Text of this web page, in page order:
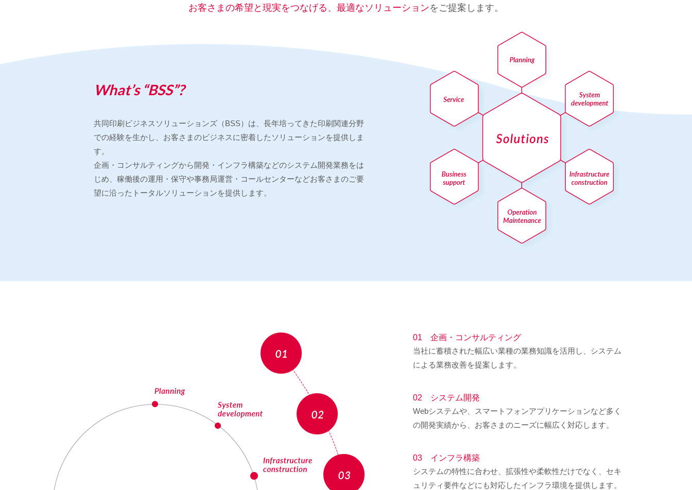
お客さまの希望と現実をつなげる、 最適なソリューションをご提案します。
What’s “BSS”?
共同印刷ビジネスソリューションズ（BSS）は、長年培ってきた印刷関連分野
での経験を生かし、お客さまのビジネスに密着したソリューションを提供しま
す。
企画・コンサルティングから開発・インフラ構築などのシステム開発業務をは
じめ、稼働後の運用・保守や事務局運営・コールセンターなどお客さまのご要
望に沿ったトータルソリューションを提供します。
01 企画・コンサルティング
当社に蓄積された幅広い業種の業務知識を活用し、システム
による業務改善を提案します。
02 システム開発
Webシステムや、スマートフォンアプリケーションなど多く
の開発実績から、お客さまのニーズに幅広く対応します。
03 インフラ構築
システムの特性に合わせ、拡張性や柔軟性だけでなく、セキ
ュリティ要件などにも対応したインフラ環境を提供します。